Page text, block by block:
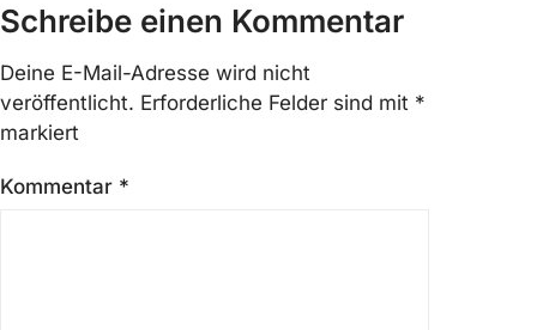
Schreibe einen Kommentar
Deine E-Mail-Adresse wird nicht
veröffentlicht. Erforderliche Felder sind mit *
markiert
Kommentar *